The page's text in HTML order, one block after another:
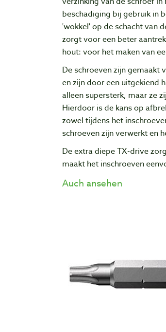
beschadiging bij gebruik in
'wokkel' op de schacht van
zorgt voor een beter
hout: voor het maken van
De schroeven zijn gemaakt
en zijn door een uitgekiend
alleen supersterk, maar ze
Hierdoor is de kans op
zowel tijdens het
schroeven zijn verwerkt en
De extra diepe TX-drive
maakt het inschroeven
Auch ansehen